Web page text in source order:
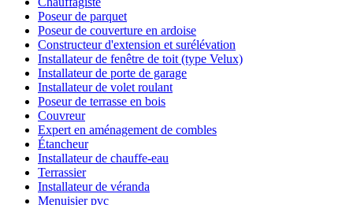
Poseur de parquet
Poseur de couverture en ardoise
Constructeur d'extension et surélévation
Installateur de fenêtre de toit (type Velux)
Installateur de porte de garage
Installateur de volet roulant
Poseur de terrasse en bois
Couvreur
Expert en aménagement de combles
Étancheur
Installateur de chauffe-eau
Terrassier
Installateur de véranda
Menuisier pvc